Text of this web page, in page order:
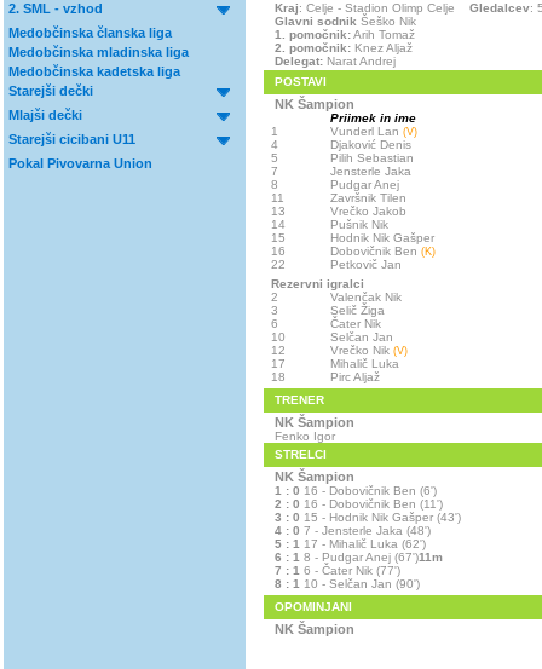
2. SML - vzhod
Medobčinska članska liga
Medobčinska mladinska liga
Medobčinska kadetska liga
Starejši dečki
Mlajši dečki
Starejši cicibani U11
Pokal Pivovarna Union
Kraj: Celje - Stadion Olimp Celje Gledalcev:
Glavni sodnik Šeško Nik
1. pomočnik:Arih Tomaž
2. pomočnik: Knez Aljaž
Delegat: Narat Andrej
POSTAVI
NK Šampion
Priimek in ime
1
Vunderl Lan (V)
4
Djaković Denis
5
Pilih Sebastian
7
Jensterle Jaka
8
Pudgar Anej
11
Završnik Tilen
13
Vrečko Jakob
14
Pušnik Nik
15
Hodnik Nik Gašper
16
Dobovičnik Ben (K)
22
Petkovič Jan
Rezervni igralci
2
Valenčak Nik
3
Selič Žiga
6
Čater Nik
10
Selčan Jan
12
Vrečko Nik (V)
17
Mihalič Luka
18
Pirc Aljaž
TRENER
NK Šampion
Fenko Igor
STRELCI
NK Šampion
1 : 0 16 - Dobovičnik Ben (6')
2 : 0 16 - Dobovičnik Ben (11')
3 : 0 15 - Hodnik Nik Gašper (43')
4 : 0 7 - Jensterle Jaka (48')
5 : 1 17 - Mihalič Luka (62')
6 : 1 8 - Pudgar Anej (67')11m
7 : 1 6 - Čater Nik (77')
8 : 1 10 - Selčan Jan (90')
OPOMINJANI
NK Šampion